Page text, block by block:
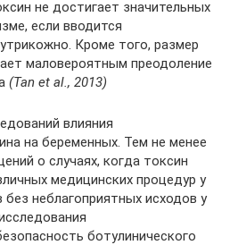
не достигает значительных
если вводится
Кроме того, размер
маловероятным преодоление
(Tan et al., 2013)
влияния
на беременных. Тем не менее
о случаях, когда токсин
медицинских процедур у
неблагоприятных исходов у
ботулинического